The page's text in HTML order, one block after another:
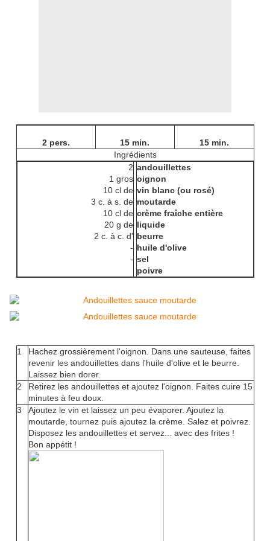
2 pers. 15 min.
15 min.
Ingrédients
2
1 gros
10 cl de
3 c. à s. de
10 cl de
20 g de
2 c. à c. d'
-
-
andouillettes
oignon
vin blanc (ou rosé)
moutarde
crème fraîche entière
liquide
beurre
huile d'olive
sel
poivre
1
Hachez grossièrement l'oignon. Dans une sauteuse, faites
revenir les andouillettes dans l'huile d'olive et le beurre.
Laissez bien dorer.
2
Retirez les andouillettes et ajoutez l'oignon. Faites cuire 15
minutes à feu doux.
3
Ajoutez le vin et laissez un peu évaporer. Ajoutez la
moutarde, tournez puis ajoutez la crème. Salez et poivrez.
Disposez les andouillettes et servez... avec des frites !
Bon appétit !